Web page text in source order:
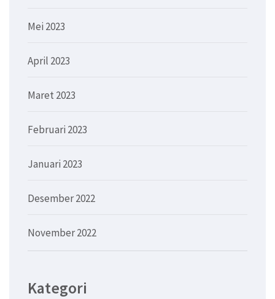
Mei 2023
April 2023
Maret 2023
Februari 2023
Januari 2023
Desember 2022
November 2022
Kategori